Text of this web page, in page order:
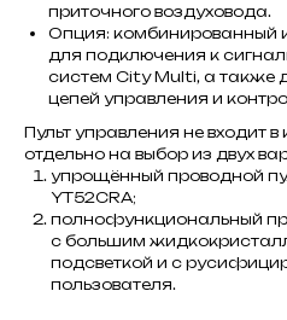
приточного воздуховода.
Опция: комбинированный
для подключения к
систем City Multi, а также
цепей управления и
Пульт управления не входит
отдельно на выбор из двух
упрощённый проводной
YT52CRA;
полнофункциональный
с большим
подсветкой и с
пользователя.